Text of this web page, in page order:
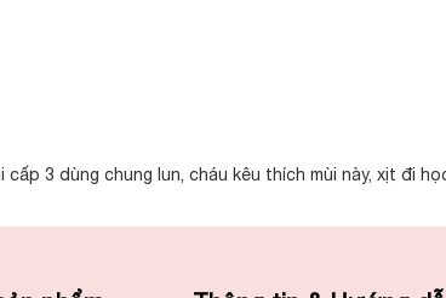
3 dùng chung lun, cháu kêu thích mùi này, xịt đi